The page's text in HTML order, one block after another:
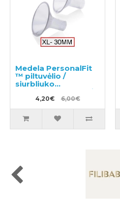
Medela PersonalFit
™ piltuvėlio /
siurbliuko
purkštukas, XL dydis
(30mm)
4,20€ 6,00€